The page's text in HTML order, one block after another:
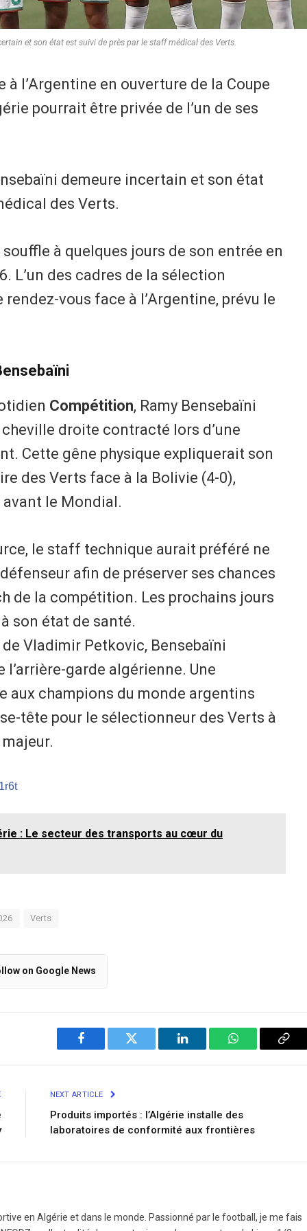
et son état est suivi de près par le staff médical des Verts.
l’Argentine en ouverture de la Coupe
pourrait être privée de l’un de ses
demeure incertain et son état
des Verts.
à quelques jours de son entrée en
L’un des cadres de la sélection
vous face à l’Argentine, prévu le
Compétition, Ramy Bensebaïni
droite contracté lors d’une
Cette gêne physique expliquerait son
des Verts face à la Bolivie (4-0),
le Mondial.
le staff technique aurait préféré ne
afin de préserver ses chances
de la compétition. Les prochains jours
son état de santé.
Vladimir Petkovic, Bensebaïni
l’arrière-garde algérienne. Une
champions du monde argentins
tête pour le sélectionneur des Verts à
: Le secteur des transports au cœur du
Verts
on Google News
Facebook Twitter LinkedIn WhatsApp
NEXT ARTICLE
Produits importés : l’Algérie installe des
laboratoires de conformité aux frontières
en Algérie et dans le monde. Passionné par le football, je me fais